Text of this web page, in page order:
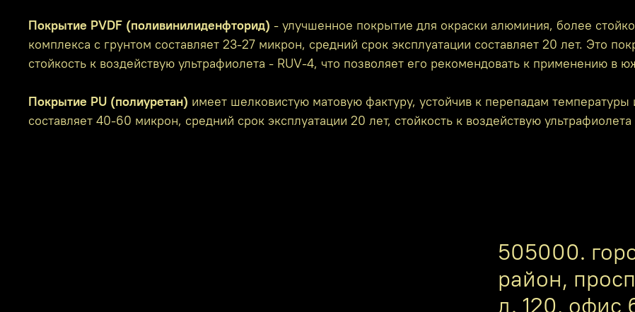
Покрытие PVDF (поливинилиденфторид) - улучшенное покрытие для окраски алюминия, более
комплекса с грунтом составляет 23-27 микрон, средний срок эксплуатации составляет 20 лет. Это
стойкость к воздействую ультрафиолета - RUV-4, что позволяет его рекомендовать к применению в
Покрытие PU (полиуретан) имеет шелковистую матовую фактуру, устойчив к перепадам
составляет 40-60 микрон, средний срок эксплуатации 20 лет, стойкость к воздействую
505000.
район,
д. 120, офис